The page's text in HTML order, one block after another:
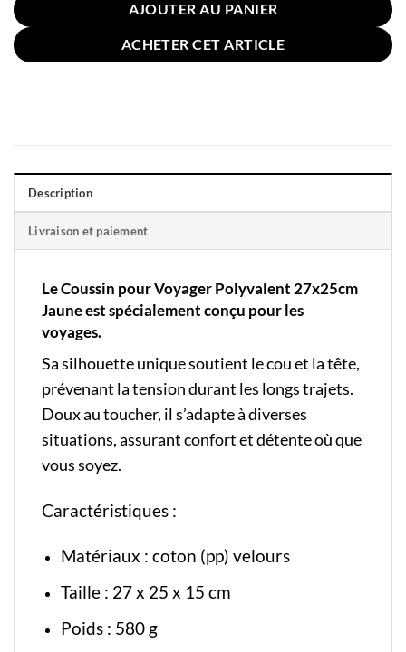
AJOUTER AU PANIER
ACHETER CET ARTICLE
Description
Livraison et paiement
Le Coussin pour Voyager Polyvalent 27x25cm
Jaune est spécialement conçu pour les
voyages.
Sa silhouette unique soutient le cou et la tête,
prévenant la tension durant les longs trajets.
Doux au toucher, il s’adapte à diverses
situations, assurant confort et détente où que
vous soyez.
Caractéristiques :
Matériaux : coton (pp) velours
Taille : 27 x 25 x 15 cm
Poids : 580 g